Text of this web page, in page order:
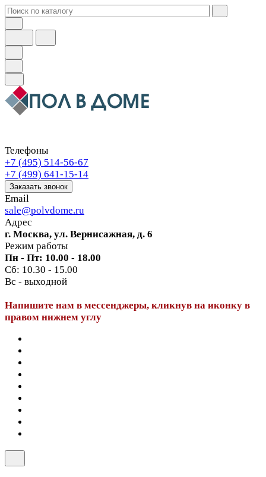
Телефоны
+7 (495) 514-56-67
+7 (499) 641-15-14
Заказать звонок
Email
sale@polvdome.ru
Адрес
г. Москва, ул. Вернисажная, д. 6
Режим работы
Пн - Пт: 10.00 - 18.00
Сб: 10.30 - 15.00
Вс - выходной
Напишите нам в мессенджеры, кликнув на иконку в
правом нижнем углу